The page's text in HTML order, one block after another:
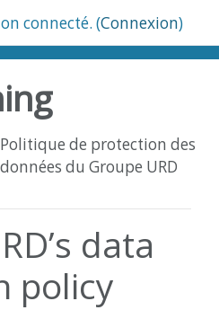
connecté. (Connexion)
Politique de protection des
données du Groupe URD
data
policy